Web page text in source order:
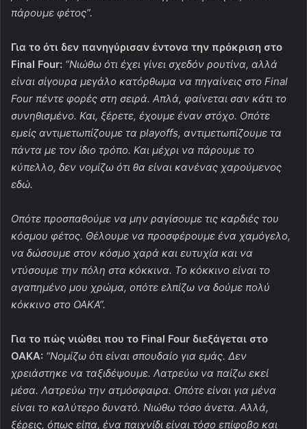
πάρουμε φέτος”.
Για το ότι δεν πανηγύρισαν έντονα την πρόκριση στο
Final Four: “Νιώθω ότι έχει γίνει σχεδόν ρουτίνα, αλλά
είναι σίγουρα μεγάλο κατόρθωμα να πηγαίνεις στο Final
Four πέντε φορές στη σειρά. Απλά, φαίνεται σαν κάτι το
συνηθισμένο. Και, ξέρετε, έχουμε έναν στόχο. Οπότε
εμείς αντιμετωπίζουμε τα playoffs, αντιμετωπίζουμε τα
πάντα με τον ίδιο τρόπο. Και μέχρι να πάρουμε το
κύπελλο, δεν νομίζω ότι θα είναι κανένας χαρούμενος
εδώ.
Οπότε προσπαθούμε να μην ραγίσουμε τις καρδιές του
κόσμου φέτος. Θέλουμε να προσφέρουμε ένα χαμόγελο,
να δώσουμε στον κόσμο χαρά και ευτυχία και να
ντύσουμε την πόλη στα κόκκινα. Το κόκκινο είναι το
αγαπημένο μου χρώμα, οπότε ελπίζω να δούμε πολύ
κόκκινο στο ΟΑΚΑ”.
Για το πώς νιώθει που το Final Four διεξάγεται στο
ΟΑΚΑ: “Νομίζω ότι είναι σπουδαίο για εμάς. Δεν
χρειάστηκε να ταξιδέψουμε. Λατρεύω να παίζω εκεί
μέσα. Λατρεύω την ατμόσφαιρα. Οπότε είναι για μένα
είναι το καλύτερο δυνατό. Νιώθω τόσο άνετα. Αλλά,
ξέρεις, όπως είπα, ένα παιχνίδι είναι τόσο επίφοβο και